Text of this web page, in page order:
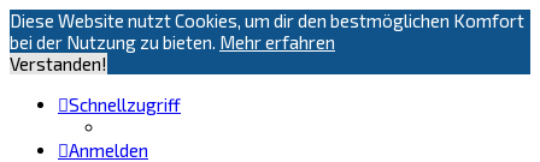
Diese Website nutzt Cookies, um dir den bestmöglichen Komfort
bei der Nutzung zu bieten. Mehr erfahren
Verstanden!
Schnellzugriff
Anmelden